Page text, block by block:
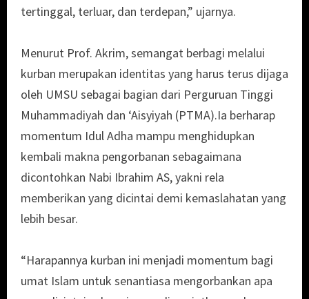
tertinggal, terluar, dan terdepan,” ujarnya.
Menurut Prof. Akrim, semangat berbagi melalui
kurban merupakan identitas yang harus terus dijaga
oleh UMSU sebagai bagian dari Perguruan Tinggi
Muhammadiyah dan ‘Aisyiyah (PTMA).Ia berharap
momentum Idul Adha mampu menghidupkan
kembali makna pengorbanan sebagaimana
dicontohkan Nabi Ibrahim AS, yakni rela
memberikan yang dicintai demi kemaslahatan yang
lebih besar.
“Harapannya kurban ini menjadi momentum bagi
umat Islam untuk senantiasa mengorbankan apa